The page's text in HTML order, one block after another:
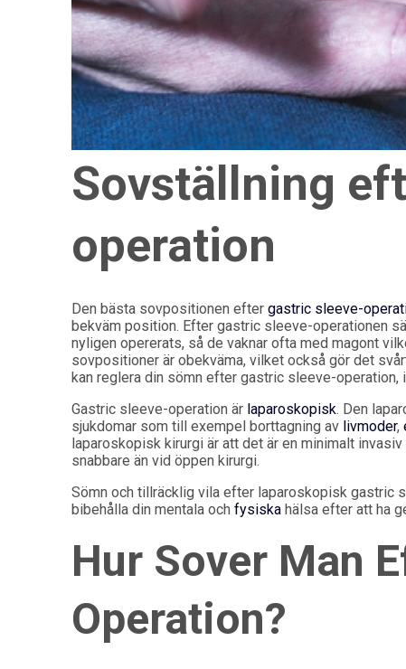
Sovställning
operation
Den bästa sovpositionen eftergastric sleeve-
bekväm position. Efter gastric sleeve-operationen
nyligen opererats, så de vaknar ofta med magont
sovpositioner är obekväma, vilket också gör det
kan reglera din sömn efter gastric sleeve-
Gastric sleeve-operation är laparoskopisk. Den
sjukdomar som till exempel borttagning av livmoder,
laparoskopisk kirurgi är att det är en minimalt
snabbare än vid öppen kirurgi.
Sömn och tillräcklig vila efter laparoskopisk gastric
bibehålla din mentala ochfysiska hälsa efter att ha
Hur Sover Man
Operation?